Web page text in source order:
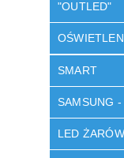
"OUTLED"
SMART
SAMSUNG
LED